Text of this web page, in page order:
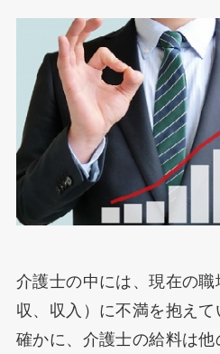
介護士の中には、現在の
収、収入）に不満を抱えて
確かに、介護士の給料は